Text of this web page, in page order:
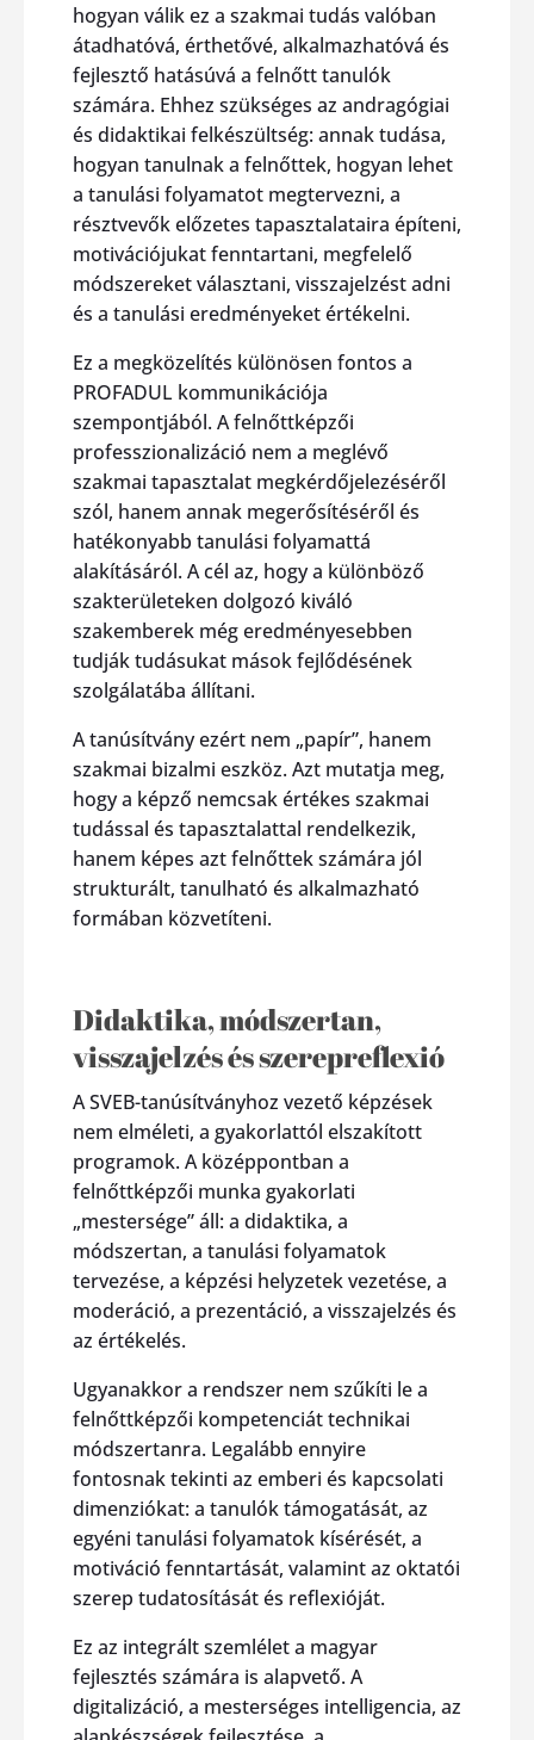
hogyan válik ez a szakmai tudás valóban
átadhatóvá, érthetővé, alkalmazhatóvá és
fejlesztő hatásúvá a felnőtt tanulók
számára. Ehhez szükséges az andragógiai
és didaktikai felkészültség: annak tudása,
hogyan tanulnak a felnőttek, hogyan lehet
a tanulási folyamatot megtervezni, a
résztvevők előzetes tapasztalataira építeni,
motivációjukat fenntartani, megfelelő
módszereket választani, visszajelzést adni
és a tanulási eredményeket értékelni.
Ez a megközelítés különösen fontos a
PROFADUL kommunikációja
szempontjából. A felnőttképzői
professzionalizáció nem a meglévő
szakmai tapasztalat megkérdőjelezéséről
szól, hanem annak megerősítéséről és
hatékonyabb tanulási folyamattá
alakításáról. A cél az, hogy a különböző
szakterületeken dolgozó kiváló
szakemberek még eredményesebben
tudják tudásukat mások fejlődésének
szolgálatába állítani.
A tanúsítvány ezért nem „papír”, hanem
szakmai bizalmi eszköz. Azt mutatja meg,
hogy a képző nemcsak értékes szakmai
tudással és tapasztalattal rendelkezik,
hanem képes azt felnőttek számára jól
strukturált, tanulható és alkalmazható
formában közvetíteni.
Didaktika, módszertan,
visszajelzés és szerepreflexió
A SVEB-tanúsítványhoz vezető képzések
nem elméleti, a gyakorlattól elszakított
programok. A középpontban a
felnőttképzői munka gyakorlati
„mestersége” áll: a didaktika, a
módszertan, a tanulási folyamatok
tervezése, a képzési helyzetek vezetése, a
moderáció, a prezentáció, a visszajelzés és
az értékelés.
Ugyanakkor a rendszer nem szűkíti le a
felnőttképzői kompetenciát technikai
módszertanra. Legalább ennyire
fontosnak tekinti az emberi és kapcsolati
dimenziókat: a tanulók támogatását, az
egyéni tanulási folyamatok kísérését, a
motiváció fenntartását, valamint az oktatói
szerep tudatosítását és reflexióját.
Ez az integrált szemlélet a magyar
fejlesztés számára is alapvető. A
digitalizáció, a mesterséges intelligencia, az